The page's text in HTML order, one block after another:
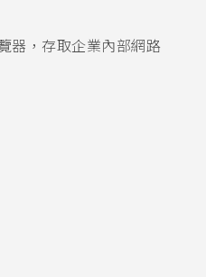
器，存取企業內部網路